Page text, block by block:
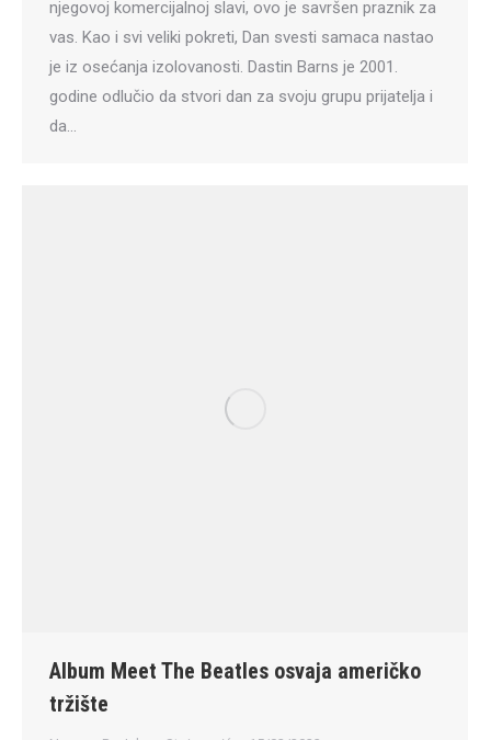
njegovoj komercijalnoj slavi, ovo je savršen praznik za
vas. Kao i svi veliki pokreti, Dan svesti samaca nastao
je iz osećanja izolovanosti. Dastin Barns je 2001.
godine odlučio da stvori dan za svoju grupu prijatelja i
da…
Album Meet The Beatles osvaja američko
tržište